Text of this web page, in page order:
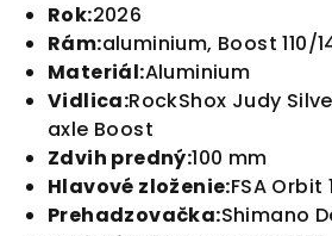
Rok:2026
Rám:aluminium, Boost 110/
Materiál:Aluminium
Vidlica:RockShox Judy
axle Boost
Zdvih predný:100 mm
Hlavové zloženie:FSA Orbit
Prehadzovačka:Shimano